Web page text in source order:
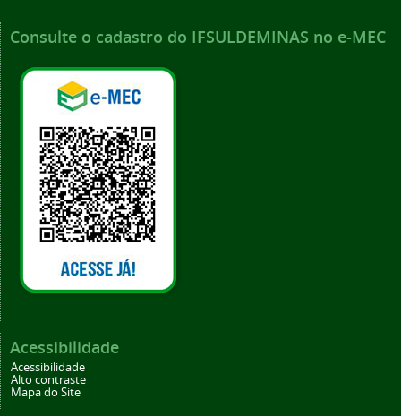
Consulte o cadastro do IFSULDEMINAS no e-MEC
Acessibilidade
Acessibilidade
Alto contraste
Mapa do Site